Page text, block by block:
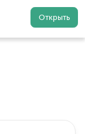
Открыть
Регистрация